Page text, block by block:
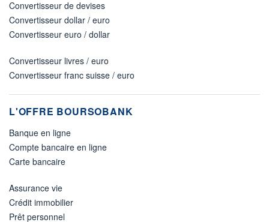
Convertisseur de devises
Convertisseur dollar / euro
Convertisseur euro / dollar
Convertisseur livres / euro
Convertisseur franc suisse / euro
L'OFFRE BOURSOBANK
Banque en ligne
Compte bancaire en ligne
Carte bancaire
Assurance vie
Crédit immobilier
Prêt personnel